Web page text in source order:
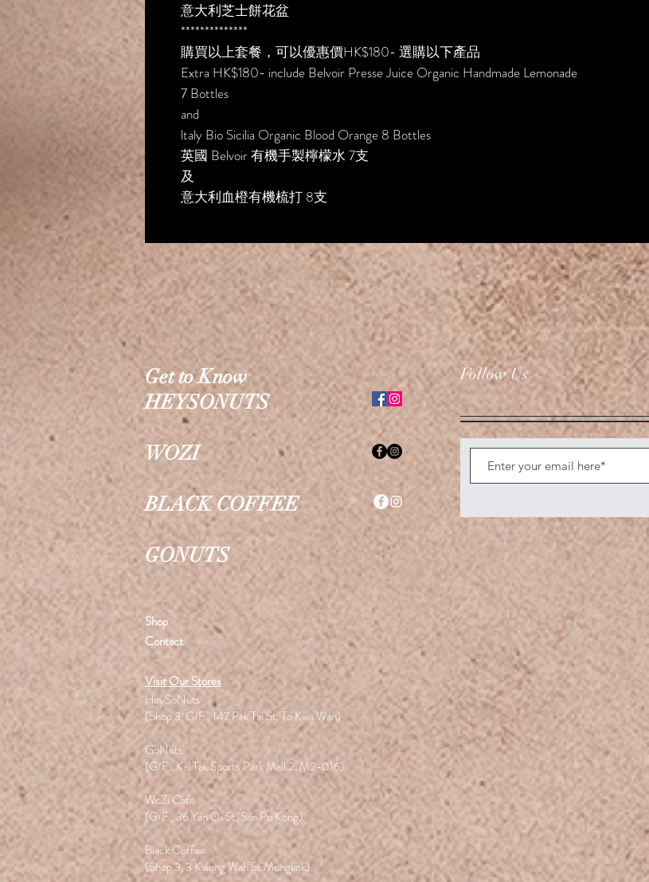
意大利芝士餅花盆
**************
購買以上套餐，可以優惠價HK$180- 選購以下產品
Extra HK$180- include Belvoir Presse Juice Organic Handmade Lemonade
7 Bottles
and
ltaly Bio Sicilia Organic Blood Orange 8 Bottles
英國 Belvoir 有機手製檸檬水 7⽀
及
意大利血橙有機梳打 8⽀
Get to Know
HEYSONUTS
WOZI
BLACK COFFEE
GONUTS
Shop
Contact
Visit Our Stores
HeySoNuts
(Shop 3, G/F., 147 Pak Tai St. To Kwa Wan)
GoNuts
(G/F., Kai Tak Sports Park Mall 2, M2-016)
WoZi Cafe
(G/F., 36 Yan Oi St. San Po Kong)
Black Coffee
(Shop 3, 3 Kwong Wah St.Mongkok)
Follow Us